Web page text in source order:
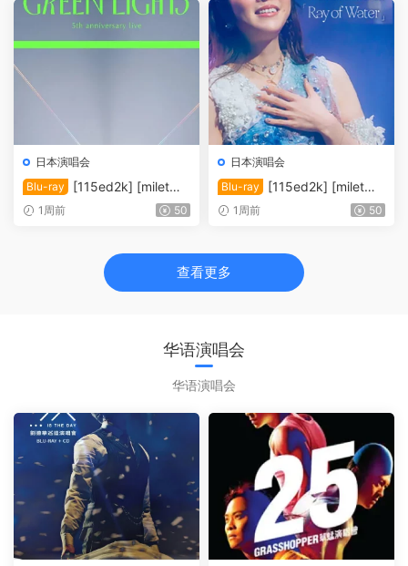
日本演唱会
Blu-ray
[115ed2k] [milet：
出道五周年纪念演唱会「GRE
1周前 50
日本演唱会
Blu-ray
[115ed2k] [milet日
本武道馆演唱会「Ray of Wat
r」][1080p.BluRay.x264.FL
AC.2.0][MKV/7.28 GiB]
1周前 50
查看更多
华语演唱会
华语演唱会